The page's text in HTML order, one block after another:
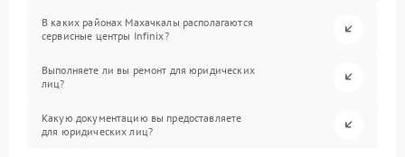
В каких районах Махачкалы располагаются
сервисные центры Infinix?
Выполняете ли вы ремонт для юридических
лиц?
Какую документацию вы предоставляете
для юридических лиц?